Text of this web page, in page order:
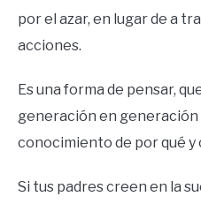
por el azar, en lugar de a
acciones.
Es una forma de pensar,
generación en generación
conocimiento de por qué y
Si tus padres creen en la